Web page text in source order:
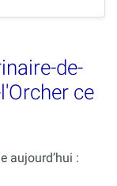
de-
ce
aujourd’hui :